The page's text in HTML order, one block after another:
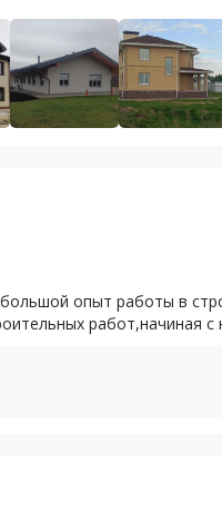
опыт работы в
работ,начиная с